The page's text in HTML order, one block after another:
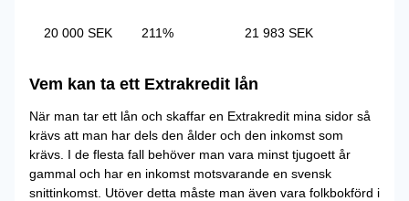
20 000 SEK 211% 21 983 SEK
Vem kan ta ett Extrakredit lån
När man tar ett lån och skaffar en Extrakredit mina sidor så
krävs att man har dels den ålder och den inkomst som
krävs. I de flesta fall behöver man vara minst tjugoett år
gammal och har en inkomst motsvarande en svensk
snittinkomst. Utöver detta måste man även vara folkbokförd i